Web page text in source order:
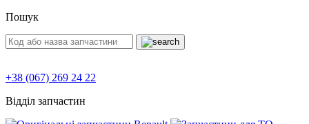
Пошук
+38 (067) 269 24 22
Відділ запчастин